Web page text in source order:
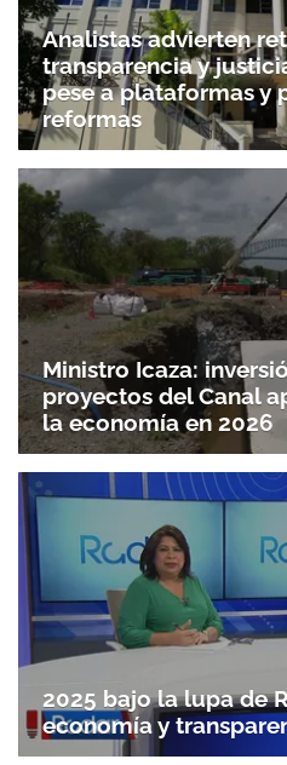
Analistas advierten
transparencia y
pese a plataformas y
reformas
Ministro Icaza:
proyectos del Canal
la economía en 2026
2025 bajo la lupa de
economía y